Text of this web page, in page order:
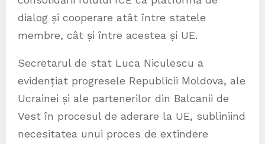
dialog și cooperare atât între statele
membre, cât și între acestea și UE.
Secretarul de stat Luca Niculescu a
evidențiat progresele Republicii Moldova, ale
Ucrainei și ale partenerilor din Balcanii de
Vest în procesul de aderare la UE, subliniind
necesitatea unui proces de extindere